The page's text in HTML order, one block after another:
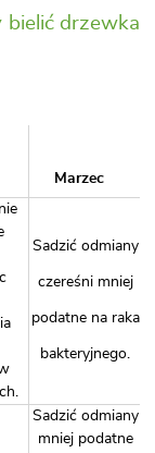
bielić drzewka
Marzec
.
Sadzić odmiany
czereśni mniej
podatne na raka
bakteryjnego.
Sadzić odmiany
mniej podatne